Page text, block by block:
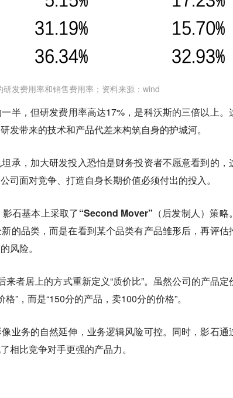
研发费用率和销售费用率；资料来源：wind
半，但研发费用率高达17%，是科沃斯的三倍以上。
发带来的技术和产品代差来构筑自身的护城河。
承，加大研发投入恐怕是财务投资者不愿意看到的，
司面对竞争、打造自身长期价值必须付出的投入。
石基本上采取了“Second Mover”（后发制人）策略
的品类，而是在看到某个品类有产品雏形后，再评估
风险。
来者居上的方式重新定义“质价比”。虽然公司的产品定
”，而是“150分的产品，卖100分的价格”。
业务的自然延伸，业务逻辑风险可控。同时，影石通
相比竞争对手更强的产品力。